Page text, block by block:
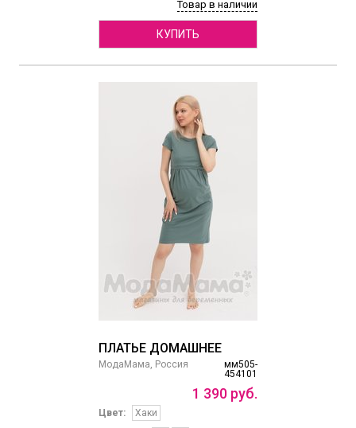
Товар в наличии
КУПИТЬ
ПЛАТЬЕ ДОМАШНЕЕ
мм505-
454101
МодаМама, Россия
1 390 руб.
Цвет:
Хаки